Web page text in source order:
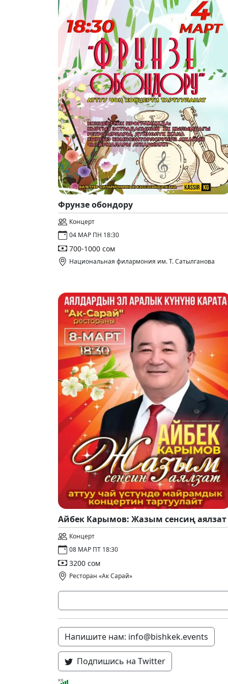
Фрунзе обондору
Концерт
04 МАР ПН 18:30
700-1000 сом
Национальная филармония им. Т. Сатылганова
Айбек Карымов: Жазым сенсиң аялзат
Концерт
08 МАР ПТ 18:30
3200 сом
Ресторан «Ак Сарай»
Напишите нам: info@bishkek.events
Подпишись на Twitter